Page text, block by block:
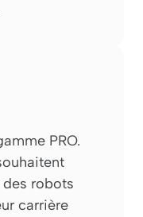
PRO.
robots
carrière